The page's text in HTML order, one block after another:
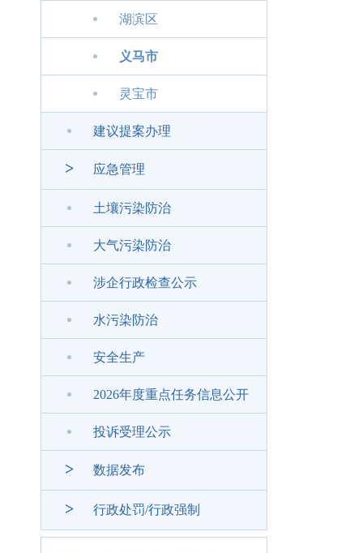
湖滨区
义马市
灵宝市
建议提案办理
> 应急管理
土壤污染防治
大气污染防治
涉企行政检查公示
水污染防治
安全生产
2026年度重点任务信息公开
投诉受理公示
> 数据发布
> 行政处罚/行政强制